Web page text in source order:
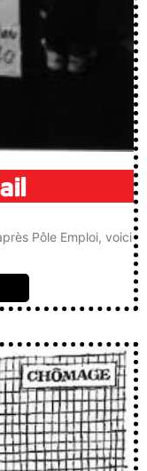
Pôle Emploi, voici